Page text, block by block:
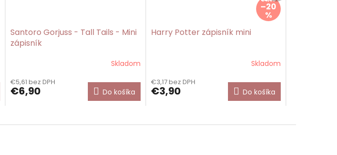
Santoro Gorjuss - Tall Tails - Mini
zápisník
Skladom
€5,61 bez DPH
€6,90 Do košíka
–20
%
Harry Potter zápisník mini
Skladom
€3,17 bez DPH
€3,90 Do košíka